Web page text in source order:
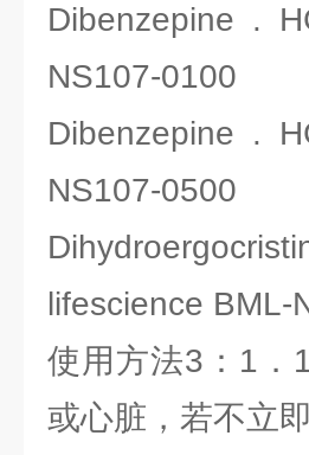
Dibenzepine .
NS107-0100
Dibenzepine .
NS107-0500
lifescience BML-
使用方法3：1．
或心脏，若不立